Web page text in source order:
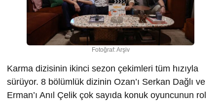
Fotoğraf: Arşiv
Karma dizisinin ikinci sezon çekimleri tüm hızıyla
sürüyor. 8 bölümlük dizinin Ozan’ı Serkan Dağlı ve
Erman’ı Anıl Çelik çok sayıda konuk oyuncunun rol